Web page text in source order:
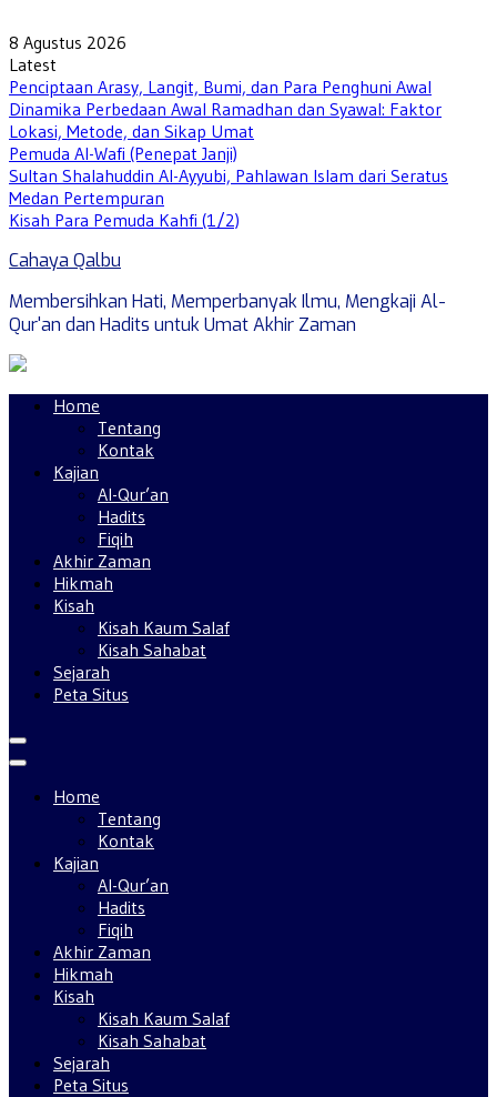
to
content
8 Agustus 2026
Latest
Penciptaan Arasy, Langit, Bumi, dan Para Penghuni Awal
Dinamika Perbedaan Awal Ramadhan dan Syawal: Faktor
Lokasi, Metode, dan Sikap Umat
Pemuda Al-Wafi (Penepat Janji)
Sultan Shalahuddin Al-Ayyubi, Pahlawan Islam dari Seratus
Medan Pertempuran
Kisah Para Pemuda Kahfi (1/2)
Cahaya Qalbu
Membersihkan Hati, Memperbanyak Ilmu, Mengkaji Al-
Qur'an dan Hadits untuk Umat Akhir Zaman
Home
Tentang
Kontak
Kajian
Al-Qur’an
Hadits
Fiqih
Akhir Zaman
Hikmah
Kisah
Kisah Kaum Salaf
Kisah Sahabat
Sejarah
Peta Situs
Home
Tentang
Kontak
Kajian
Al-Qur’an
Hadits
Fiqih
Akhir Zaman
Hikmah
Kisah
Kisah Kaum Salaf
Kisah Sahabat
Sejarah
Peta Situs